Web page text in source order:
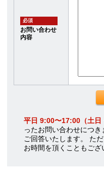
必須
お問い合わせ
内容
平日 9:00〜17:00（土日
ったお問い合わせにつ
ご回答いたします。 た
お時間を頂くこともござ